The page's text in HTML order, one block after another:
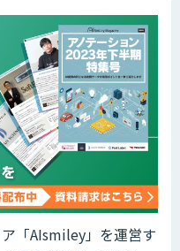
「AIsmiley」を運営す